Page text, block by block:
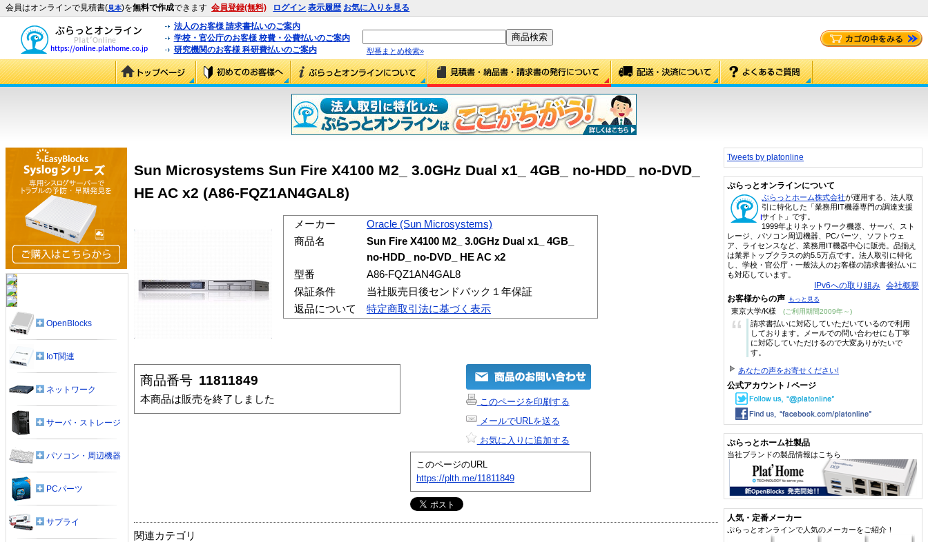
会員はオンラインで見積書(見本)を無料で作成できます 会員登録(無料) ログイン 表示履歴 お気に入りを見る
法人のお客様 請求書払いのご案内
学校・官公庁のお客様 校費・公費払いのご案内
研究機関のお客様 科研費払いのご案内
型番まとめ検索»
Sun Microsystems Sun Fire X4100 M2_ 3.0GHz Dual x1_ 4GB_ no-HDD_ no-DVD_
HE AC x2 (A86-FQZ1AN4GAL8)
メーカー
Oracle (Sun Microsystems)
商品名
Sun Fire X4100 M2_ 3.0GHz Dual x1_ 4GB_
no-HDD_ no-DVD_ HE AC x2
型番
A86-FQZ1AN4GAL8
保証条件
当社販売日後センドバック１年保証
返品について
特定商取引法に基づく表示
商品番号 11811849
本商品は販売を終了しました
このページを印刷する
メールでURLを送る
お気に入りに追加する
このページのURL
https://plth.me/11811849
関連カテゴリ
OpenBlocks
IoT関連
ネットワーク
サーバ・ストレージ
パソコン・周辺機器
PCパーツ
サプライ
Tweets by platonline
ぷらっとオンラインについて
ぷらっとホーム株式会社が運用する、法人取
引に特化した「業務用IT機器専門の調達支援
サイト」です。
1999年よりネットワーク機器、サーバ、スト
レージ、パソコン周辺機器、PCパーツ、ソフトウェ
ア、ライセンスなど、業務用IT機器中心に販売。品揃え
は業界トップクラスの約5.5万点です。法人取引に特化
し、学校・官公庁・一般法人のお客様の請求書後払いに
も対応しています。
IPv6への取り組み 会社概要
お客様からの声 もっと見る
東京大学/K様 (ご利用期間2009年～)
“
請求書払いに対応していただいているので利用
しております。メールでの問い合わせにも丁寧
に対応していただけるので大変ありがたいで
す。
あなたの声をお寄せください!
公式アカウント / ページ
ぷらっとホーム社製品
当社ブランドの製品情報はこちら
人気・定番メーカー
ぷらっとオンラインで人気のメーカーをご紹介！